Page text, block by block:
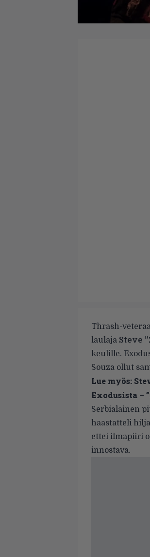
Thrash-
laulaja Steve
keulille.
Souza ollut
Lue myös:
Exodusista –
Serbialainen
haastatteli
ettei ilmapiiri
innostava.